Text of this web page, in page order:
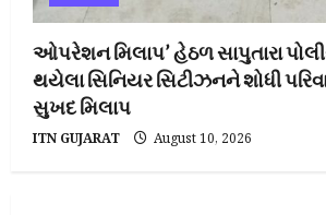
ઓપરેશન મિલાપ’ હેઠળ સાપુતારા
થયેલા સિનિયર સિટીઝનને શોધી
સુખદ મિલાપ
ITN GUJARAT August 10, 2026